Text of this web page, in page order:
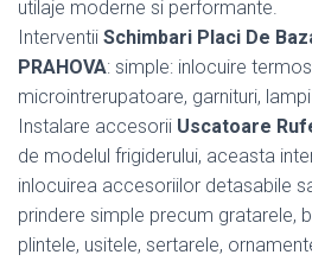
utilaje moderne si performante.
Interventii Schimbari Placi De
PRAHOVA: simple: inlocuire
microintrerupatoare, garnituri, lampi
Instalare accesorii Uscatoare
de modelul frigiderului, aceasta
inlocuirea accesoriilor detasabile
prindere simple precum gratarele,
plintele, usitele, sertarele,